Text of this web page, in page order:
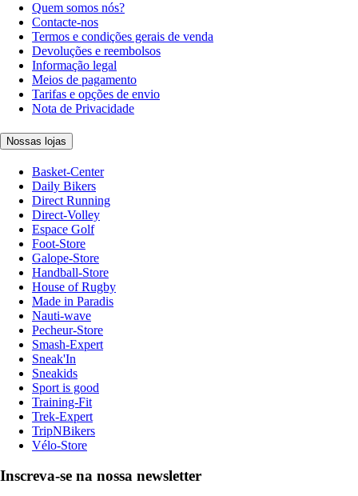
Quem somos nós?
Contacte-nos
Termos e condições gerais de venda
Devoluções e reembolsos
Informação legal
Meios de pagamento
Tarifas e opções de envio
Nota de Privacidade
Nossas lojas
Basket-Center
Daily Bikers
Direct Running
Direct-Volley
Espace Golf
Foot-Store
Galope-Store
Handball-Store
House of Rugby
Made in Paradis
Nauti-wave
Pecheur-Store
Smash-Expert
Sneak'In
Sneakids
Sport is good
Training-Fit
Trek-Expert
TripNBikers
Vélo-Store
Inscreva-se na nossa newsletter